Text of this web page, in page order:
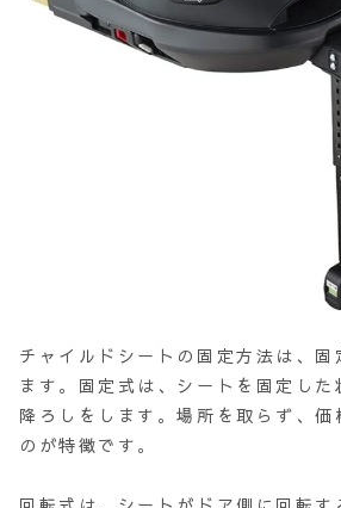
チャイルドシートの固定方法は、固
ます。固定式は、シートを固定した
降ろしをします。場所を取らず、価
のが特徴です。